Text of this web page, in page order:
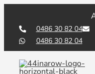
content
0486 30 82 04
0486 30 82 04